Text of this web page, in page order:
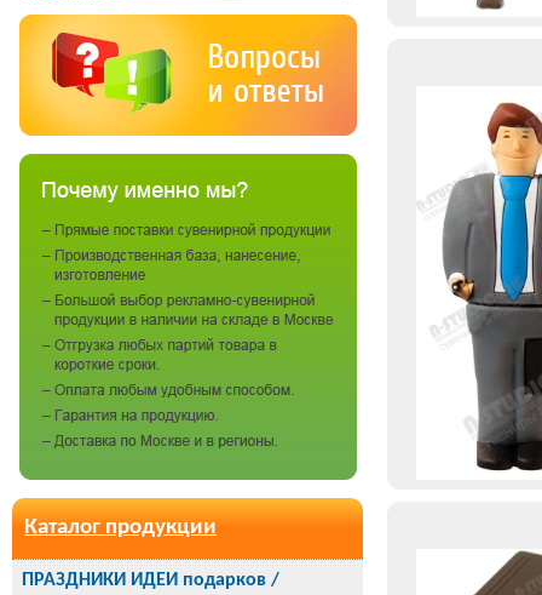
Каталог продукции
ПРАЗДНИКИ ИДЕИ подарков /